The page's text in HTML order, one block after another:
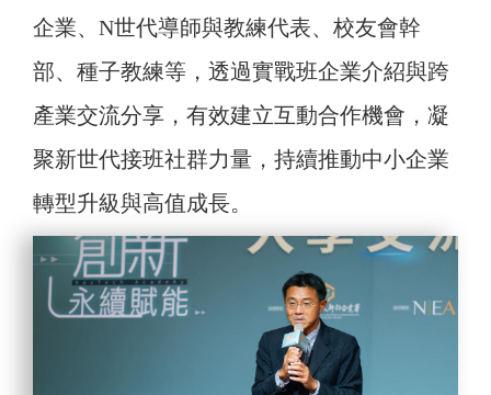
企業、N世代導師與教練代表、校友會幹
部、種子教練等，透過實戰班企業介紹與跨
產業交流分享，有效建立互動合作機會，凝
聚新世代接班社群力量，持續推動中小企業
轉型升級與高值成長。